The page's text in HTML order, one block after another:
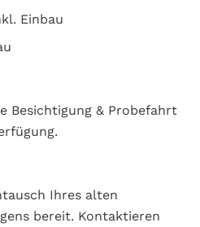
Einbau
Besichtigung & Probefahrt
Ihres alten
bereit. Kontaktieren